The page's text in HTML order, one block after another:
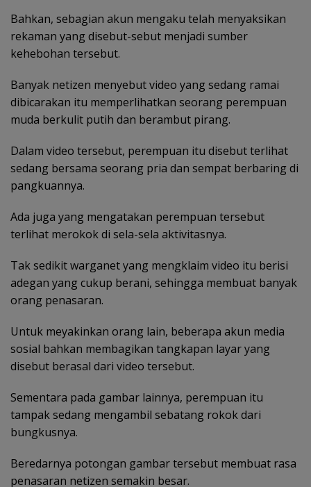
Bahkan, sebagian akun mengaku telah menyaksikan
rekaman yang disebut-sebut menjadi sumber
kehebohan tersebut.
Banyak netizen menyebut video yang sedang ramai
dibicarakan itu memperlihatkan seorang perempuan
muda berkulit putih dan berambut pirang.
Dalam video tersebut, perempuan itu disebut terlihat
sedang bersama seorang pria dan sempat berbaring di
pangkuannya.
Ada juga yang mengatakan perempuan tersebut
terlihat merokok di sela-sela aktivitasnya.
Tak sedikit warganet yang mengklaim video itu berisi
adegan yang cukup berani, sehingga membuat banyak
orang penasaran.
Untuk meyakinkan orang lain, beberapa akun media
sosial bahkan membagikan tangkapan layar yang
disebut berasal dari video tersebut.
Sementara pada gambar lainnya, perempuan itu
tampak sedang mengambil sebatang rokok dari
bungkusnya.
Beredarnya potongan gambar tersebut membuat rasa
penasaran netizen semakin besar.